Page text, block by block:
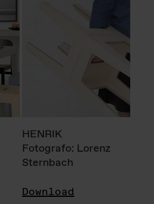
HENRIK
Fotografo: Lorenz
Sternbach
Download